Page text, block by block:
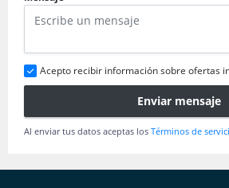
Acepto recibir información sobre ofertas
Enviar mensaje
Al enviar tus datos aceptas los Términos de